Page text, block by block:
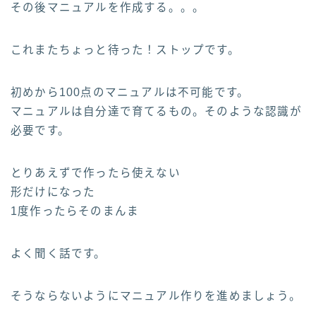
その後マニュアルを作成する。。。
これまたちょっと待った！ストップです。
初めから100点のマニュアルは不可能です。
マニュアルは自分達で育てるもの。そのような認識が
必要です。
とりあえずで作ったら使えない
形だけになった
1度作ったらそのまんま
よく聞く話です。
そうならないようにマニュアル作りを進めましょう。